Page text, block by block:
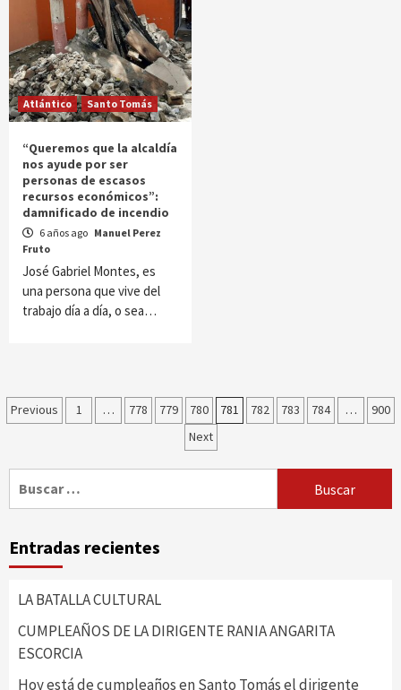
Atlántico Santo Tomás
“Queremos que la alcaldía
nos ayude por ser
personas de escasos
recursos económicos”:
damnificado de incendio
6 años ago Manuel Perez
Fruto
José Gabriel Montes, es
una persona que vive del
trabajo día a día, o sea…
Paginación
entradas
Previous 1 … 778 779 780 781 782 783 784 …
900
Next
Entradas recientes
LA BATALLA CULTURAL
CUMPLEAÑOS DE LA DIRIGENTE RANIA ANGARITA
ESCORCIA
Hoy está de cumpleaños en Santo Tomás el dirigente